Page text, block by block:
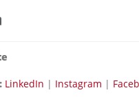
LinkedIn | Instagram |